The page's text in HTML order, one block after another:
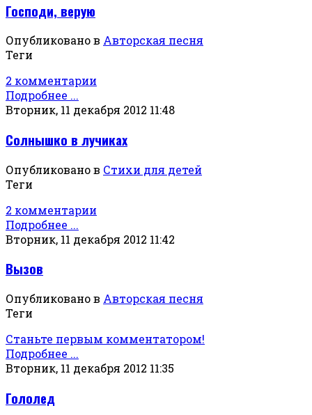
Господи, верую
Опубликовано в Авторская песня
Теги
2 комментарии
Подробнее ...
Вторник, 11 декабря 2012 11:48
Солнышко в лучиках
Опубликовано в Стихи для детей
Теги
2 комментарии
Подробнее ...
Вторник, 11 декабря 2012 11:42
Вызов
Опубликовано в Авторская песня
Теги
Станьте первым комментатором!
Подробнее ...
Вторник, 11 декабря 2012 11:35
Гололед